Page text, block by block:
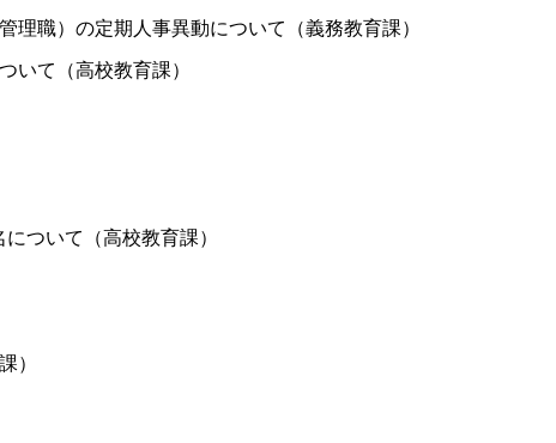
職）の定期人事異動について（義務教育課）
て（高校教育課）
ついて（高校教育課）
）